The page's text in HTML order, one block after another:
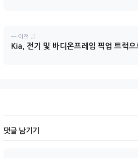
← 이전 글
Kia, 전기 및 바디온프레임 픽업 트럭으
댓글 남기기